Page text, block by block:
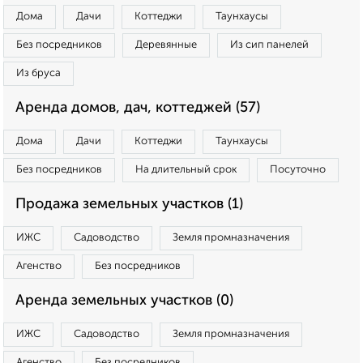
Дома Дачи Коттеджи Таунхаусы
Без посредников Деревянные Из сип панелей
Из бруса
Аренда домов, дач, коттеджей (57)
Дома Дачи Коттеджи Таунхаусы
Без посредников На длительный срок Посуточно
Продажа земельных участков (1)
ИЖС Садоводство Земля промназначения
Агенство Без посредников
Аренда земельных участков (0)
ИЖС Садоводство Земля промназначения